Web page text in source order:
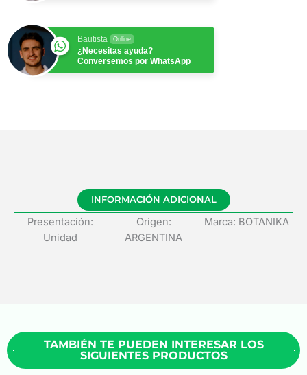
Bautista Online
¿Necesitas ayuda?
Conversemos por WhatsApp
INFORMACIÓN ADICIONAL
Presentación:
Unidad
Origen:
ARGENTINA
Marca: BOTANIKA
TAMBIÉN TE PUEDEN INTERESAR LOS
SIGUIENTES PRODUCTOS